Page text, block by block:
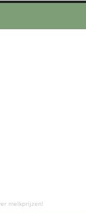
melkprijzen!